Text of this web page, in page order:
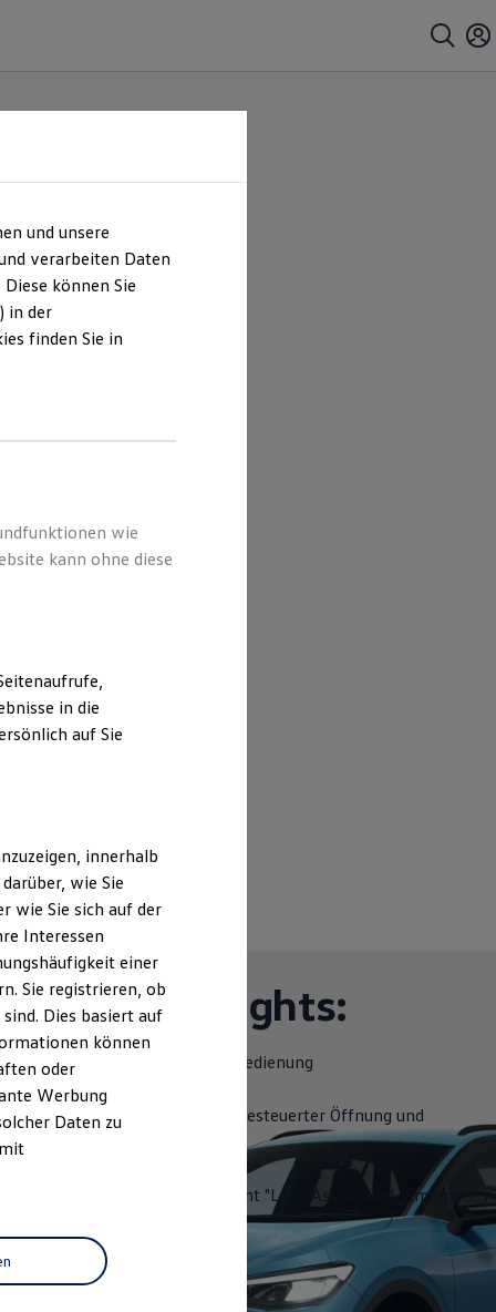
beheizbar, mit Touch-Bedienung
- Heckklappe mit sensorgesteuerter Öffnung und
Assist", Spurhalteassistent "Lane Assist" und "Emergency
"Discover Pro"
und unsere
verarbeiten Daten
können Sie
in der
finden Sie in
wie
kann ohne diese
in die
auf Sie
innerhalb
wie Sie
wie Sie sich auf der
Interessen
einer
Sie registrieren, ob
Dies basiert auf
können
oder
Werbung
Daten zu